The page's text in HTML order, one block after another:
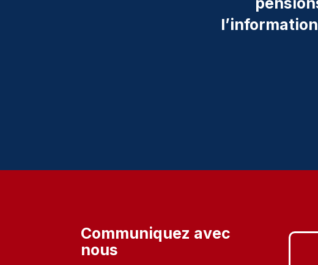
Communiquez avec
nous